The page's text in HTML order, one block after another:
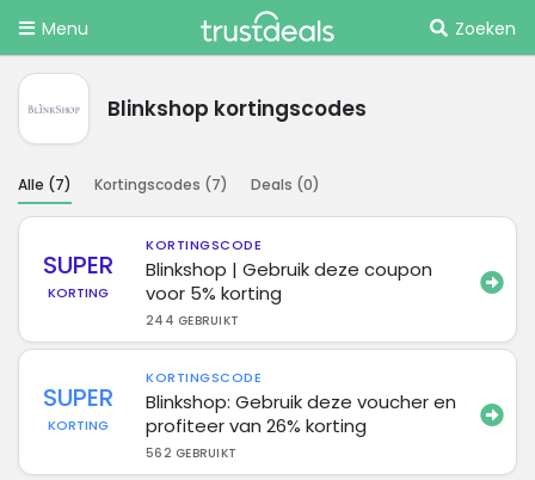
Menu Zoeken
Blinkshop kortingscodes
Alle (7) Kortingscodes (7) Deals (0)
SUPER
KORTING
KORTINGSCODE
Blinkshop | Gebruik deze coupon
voor 5% korting
244 GEBRUIKT
SUPER
KORTING
KORTINGSCODE
Blinkshop: Gebruik deze voucher en
profiteer van 26% korting
562 GEBRUIKT